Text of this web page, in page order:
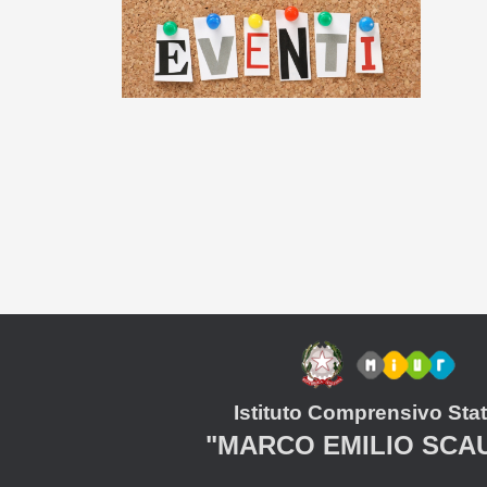
Istituto Comprensivo
"MARCO EMILIO